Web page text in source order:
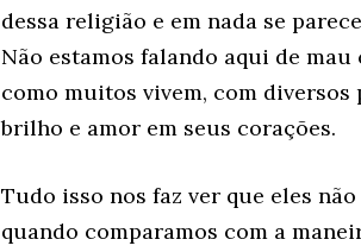
dessa religião e em nada se
Não estamos falando aqui de
como muitos vivem, com
brilho e amor em seus corações.
Tudo isso nos faz ver que eles
quando comparamos com a